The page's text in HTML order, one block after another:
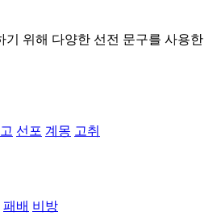
기 위해 다양한 선전 문구를 사용한
선포 계몽 고취
패배 비방